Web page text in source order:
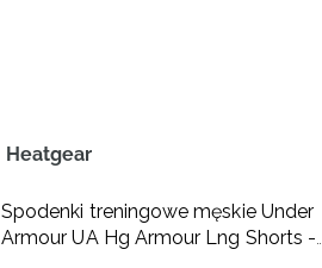
Heatgear
Spodenki treningowe męskie Under
Armour UA Hg Armour Lng Shorts -